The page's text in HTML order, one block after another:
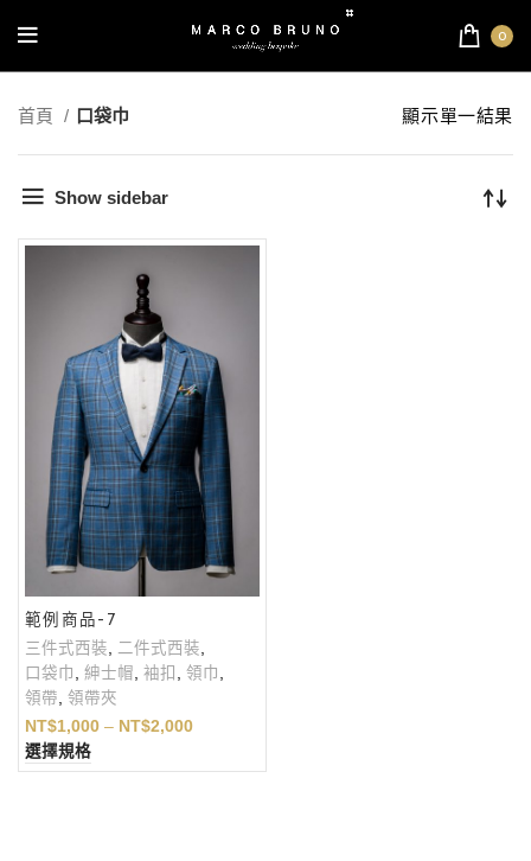
0
首頁 口袋巾 顯示單一結果
Show sidebar
範例商品-7
三件式西裝, 二件式西裝,
口袋巾 , 紳士帽, 袖扣 , 領巾 ,
領帶, 領帶夾
NT$1,000 – NT$2,000
選擇規格